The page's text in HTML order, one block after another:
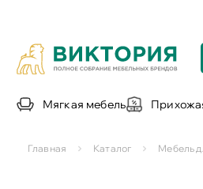
Мягкая мебель
Главная Каталог Мебель